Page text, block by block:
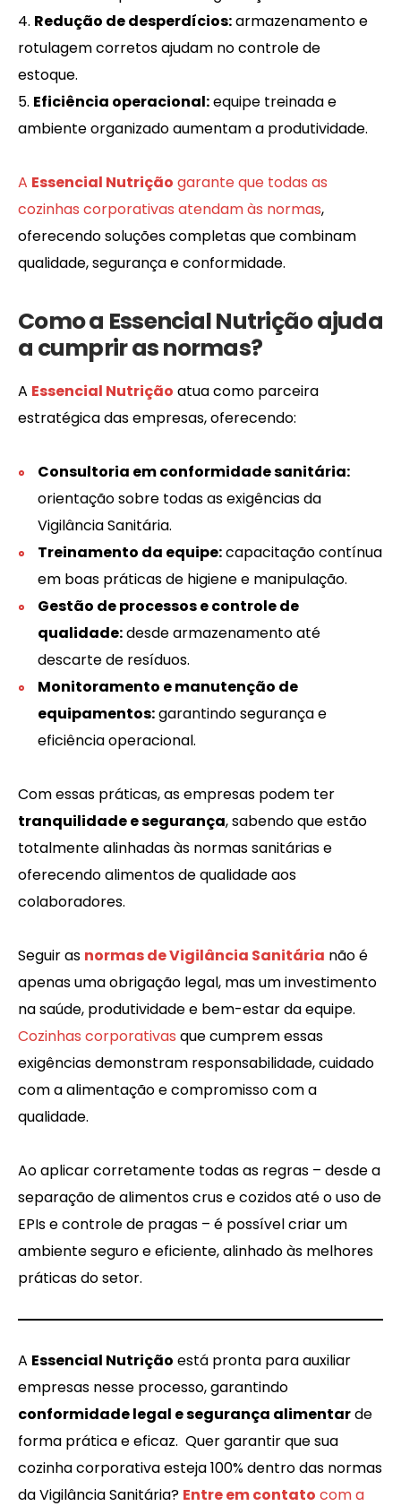
Redução de desperdícios:armazenamento e
rotulagem corretos ajudam no controle de
estoque.
Eficiência operacional:equipe treinada e
ambiente organizado aumentam a produtividade.
A Essencial Nutrição garante que todas as
cozinhas corporativas atendam às normas,
oferecendo soluções completas que combinam
qualidade, segurança e conformidade.
Como a Essencial Nutrição ajuda
a cumprir as normas?
A Essencial Nutrição atua como parceira
estratégica das empresas, oferecendo:
Consultoria em conformidade sanitária:
orientação sobre todas as exigências da
Vigilância Sanitária.
Treinamento da equipe:capacitação contínua
em boas práticas de higiene e manipulação.
Gestão de processos e controle de
qualidade:desde armazenamento até
descarte de resíduos.
Monitoramento e manutenção de
equipamentos:garantindo segurança e
eficiência operacional.
Com essas práticas, as empresas podem ter
tranquilidade e segurança, sabendo que estão
totalmente alinhadas às normas sanitárias e
oferecendo alimentos de qualidade aos
colaboradores.
Seguir as normas de Vigilância Sanitária não é
apenas uma obrigação legal, mas um investimento
na saúde, produtividade e bem-estar da equipe.
Cozinhas corporativas que cumprem essas
exigências demonstram responsabilidade, cuidado
com a alimentação e compromisso com a
qualidade.
Ao aplicar corretamente todas as regras – desde a
separação de alimentos crus e cozidos até o uso de
EPIs e controle de pragas – é possível criar um
ambiente seguro e eficiente, alinhado às melhores
práticas do setor.
A Essencial Nutrição está pronta para auxiliar
empresas nesse processo, garantindo
conformidade legal e segurança alimentarde
forma prática e eficaz. Quer garantir que sua
cozinha corporativa esteja 100% dentro das normas
da Vigilância Sanitária? Entre em contato com a